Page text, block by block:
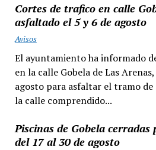
Cortes de trafico en calle
asfaltado el 5 y 6 de agosto
Avisos
El ayuntamiento ha informado
en la calle Gobela de Las
agosto para asfaltar el tramo de
la calle comprendido...
Piscinas de Gobela
del 17 al 30 de agosto